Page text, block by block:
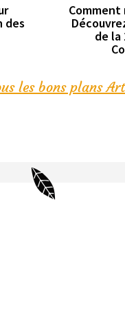
des
Comment
de la
les bons plans